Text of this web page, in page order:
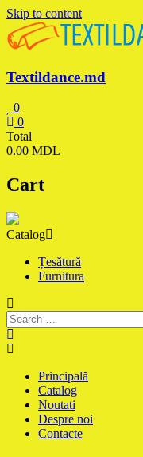
Skip to content
Textildance.md
0
0
Total
0.00 MDL
Cart
Catalog
Țesătură
Furnitura
Principală
Catalog
Noutati
Despre noi
Contacte